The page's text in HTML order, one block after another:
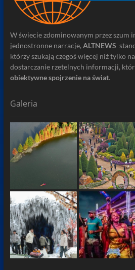
W świecie zdominowanym przez szum
jednostronne narracje, ALTNEWS
którzy szukają czegoś więcej niż tylko
dostarczanie rzetelnych informacji,
obiektywne spojrzenie na świat.
Galeria